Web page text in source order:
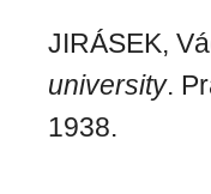
JIRÁSEK,
university.
1938.